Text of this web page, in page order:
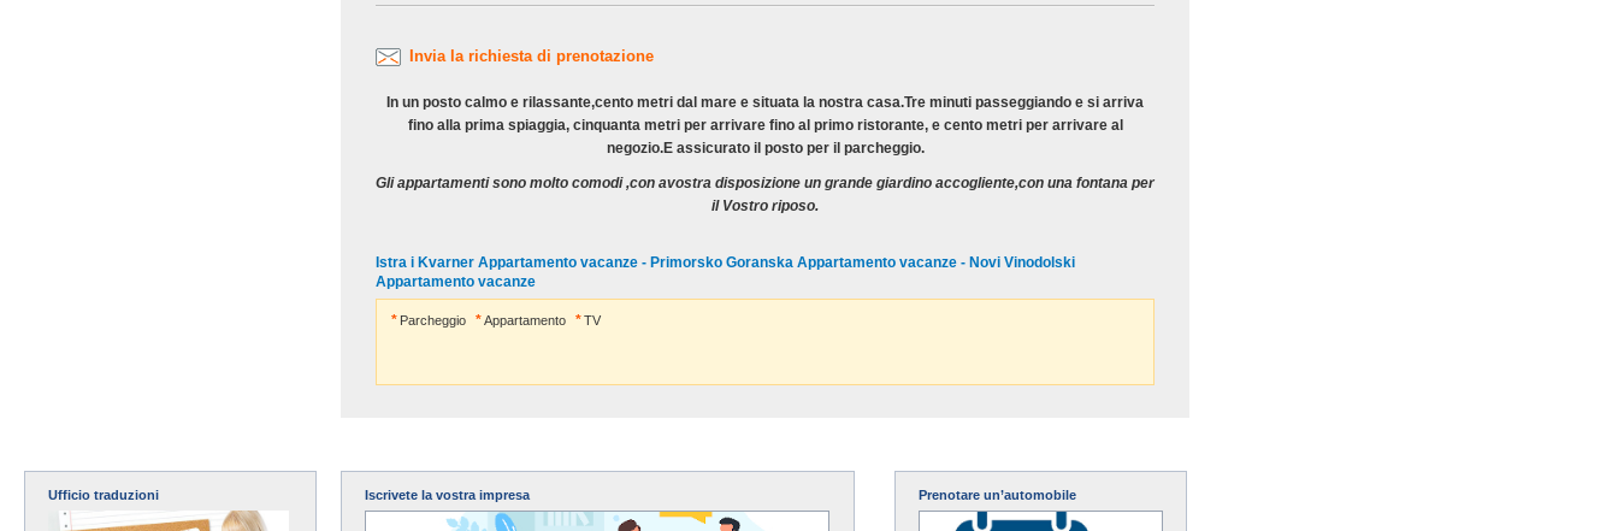
Invia la richiesta di prenotazione
In un posto calmo e rilassante,cento metri dal mare e situata la nostra casa.Tre minuti passeggiando e si arriva
fino alla prima spiaggia, cinquanta metri per arrivare fino al primo ristorante, e cento metri per arrivare al
negozio.E assicurato il posto per il parcheggio.
Gli appartamenti sono molto comodi ,con avostra disposizione un grande giardino accogliente,con una fontana per
il Vostro riposo.
Istra i Kvarner Appartamento vacanze - Primorsko Goranska Appartamento vacanze - Novi Vinodolski
Appartamento vacanze
Parcheggio Appartamento TV
Ufficio traduzioni Iscrivete la vostra impresa Prenotare un’automobile